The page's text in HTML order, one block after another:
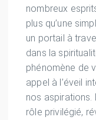
nombreux
plus qu’une
un portail à
dans la
phénomène de
appel à l’éveil
nos aspirations.
rôle privilégié,